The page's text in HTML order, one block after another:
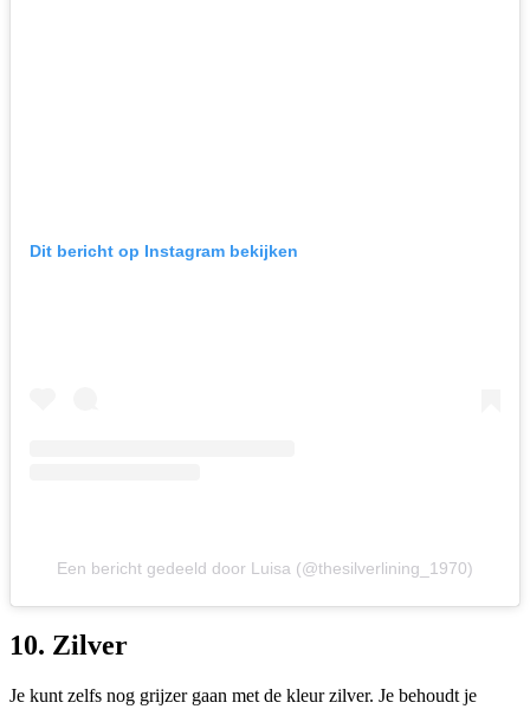
Dit bericht op Instagram bekijken
Een bericht gedeeld door Luisa (@thesilverlining_1970)
10. Zilver
Je kunt zelfs nog grijzer gaan met de kleur zilver. Je behoudt je